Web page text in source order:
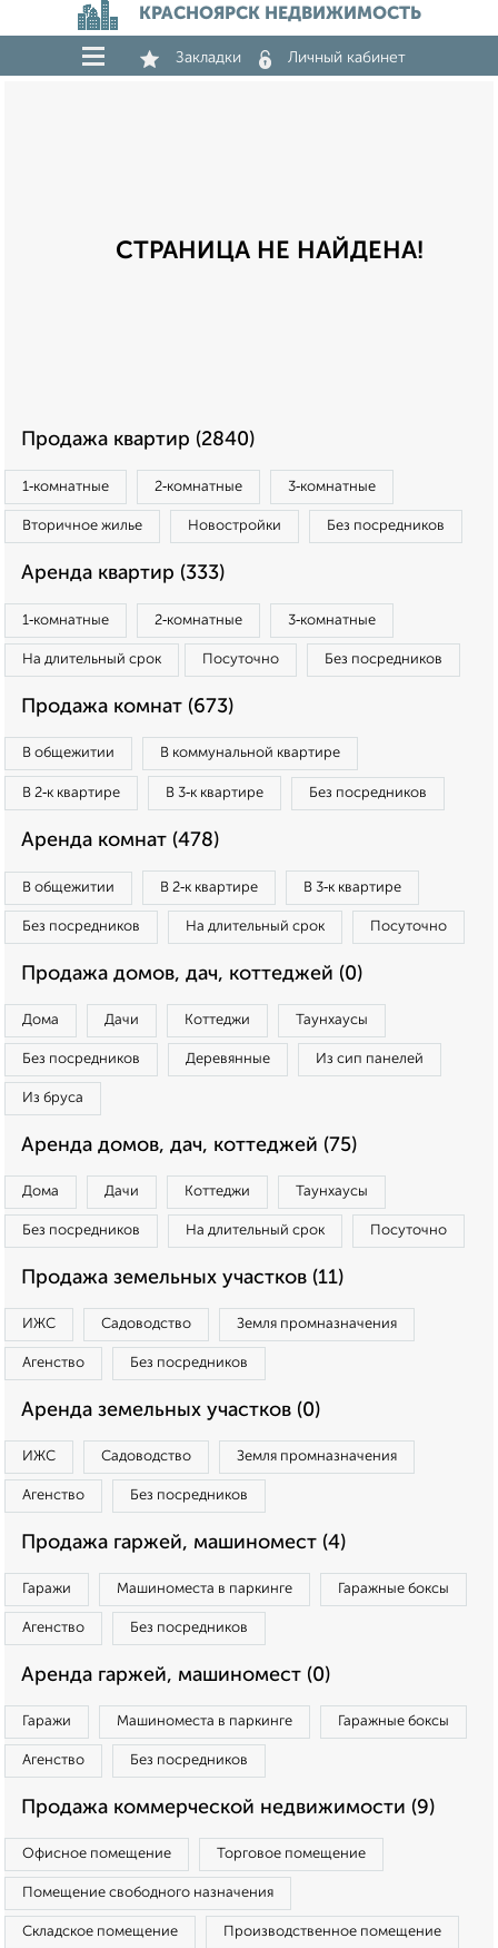
КРАСНОЯРСК НЕДВИЖИМОСТЬ
Закладки Личный кабинет
СТРАНИЦА НЕ НАЙДЕНА!
Продажа квартир (2840)
1‑комнатные 2‑комнатные 3‑комнатные
Вторичное жилье Новостройки Без посредников
Аренда квартир (333)
1‑комнатные 2‑комнатные 3‑комнатные
На длительный срок Посуточно Без посредников
Продажа комнат (673)
В общежитии В коммунальной квартире
В 2‑к квартире В 3‑к квартире Без посредников
Аренда комнат (478)
В общежитии В 2‑к квартире В 3‑к квартире
Без посредников На длительный срок Посуточно
Продажа домов, дач, коттеджей (0)
Дома Дачи Коттеджи Таунхаусы
Без посредников Деревянные Из сип панелей
Из бруса
Аренда домов, дач, коттеджей (75)
Дома Дачи Коттеджи Таунхаусы
Без посредников На длительный срок Посуточно
Продажа земельных участков (11)
ИЖС Садоводство Земля промназначения
Агенство Без посредников
Аренда земельных участков (0)
ИЖС Садоводство Земля промназначения
Агенство Без посредников
Продажа гаржей, машиномест (4)
Гаражи Машиноместа в паркинге Гаражные боксы
Агенство Без посредников
Аренда гаржей, машиномест (0)
Гаражи Машиноместа в паркинге Гаражные боксы
Агенство Без посредников
Продажа коммерческой недвижимости (9)
Офисное помещение Торговое помещение
Помещение свободного назначения
Складское помещение Производственное помещение